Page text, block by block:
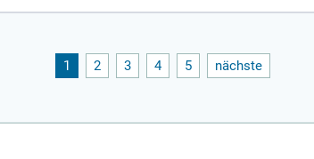
1 2 3 4 5 nächste